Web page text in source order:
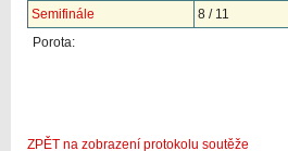
Semifinále
8 / 11
Porota:
ZPĚT na zobrazení protokolu soutěže